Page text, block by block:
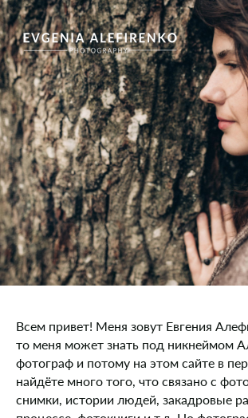
Всем привет! Меня зовут Евгения
то меня может знать под никнеймом
фотограф и потому на этом сайте в
найдёте много того, что связано с
снимки, истории людей, закадровые